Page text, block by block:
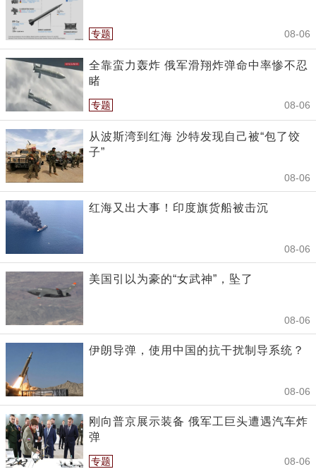
专题 08-06
全靠蛮力轰炸 俄军滑翔炸弹命中率惨不忍
睹
专题 08-06
从波斯湾到红海 沙特发现自己被“包了饺
子”
08-06
红海又出大事！印度旗货船被击沉
08-06
美国引以为豪的“女武神”，坠了
08-06
伊朗导弹，使用中国的抗干扰制导系统？
08-06
刚向普京展示装备 俄军工巨头遭遇汽车炸
弹
专题 08-06